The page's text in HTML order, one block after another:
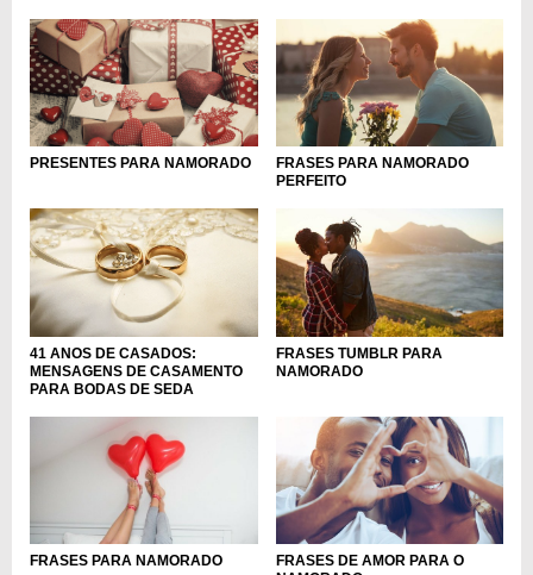
PRESENTES PARA NAMORADO
FRASES PARA NAMORADO
PERFEITO
41 ANOS DE CASADOS:
MENSAGENS DE CASAMENTO
PARA BODAS DE SEDA
FRASES TUMBLR PARA
NAMORADO
FRASES PARA NAMORADO
FRASES DE AMOR PARA O